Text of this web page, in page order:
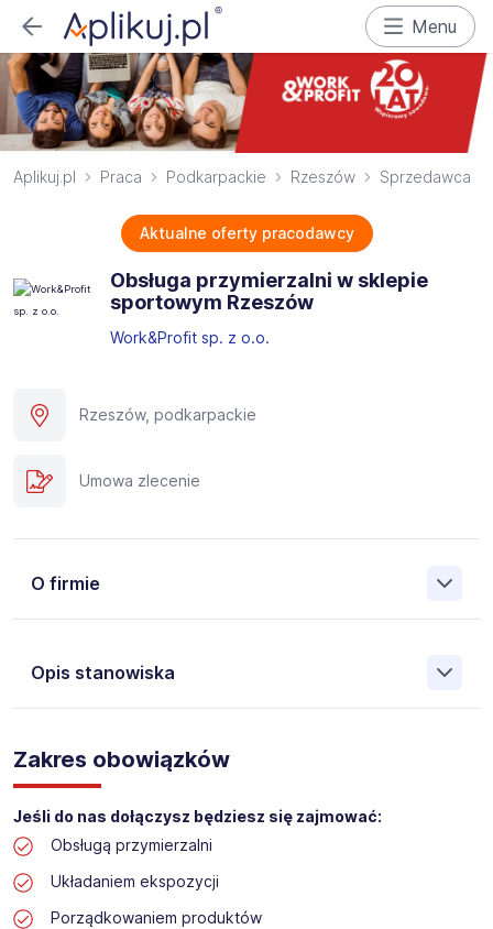
Menu
Aplikuj.pl Praca Podkarpackie Rzeszów Sprzedawca
Aktualne oferty pracodawcy
Obsługa przymierzalni w sklepie
sportowym Rzeszów
Work&Profit sp. z o.o.
Rzeszów, podkarpackie
Umowa zlecenie
O firmie
Opis stanowiska
Pośrednictwa Pracy i Doradztwa Personalnego Work &
Profit jest obecnie jedną z największych niezależnych
polskich agencji zatrudnienia. W ciągu wielu lat naszej
działalności daliśmy pracę przeszło 50 000 pracowników
w całym kraju. Skutecznie znajdujemy pracowników dla
największych firm, jak również małych rodzinnych
przedsiębiorstw w Polsce. Agencja jest wpisana pod nr
Zakres obowiązków
Jeśli do nas dołączysz będziesz się zajmować:
Obsługą przymierzalni
Układaniem ekspozycji
Porządkowaniem produktów